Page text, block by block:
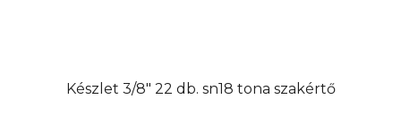
Készlet 3/8" 22 db. sn18 tona szakértő